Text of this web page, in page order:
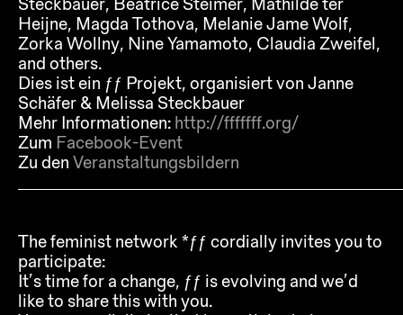
Steckbauer, Beatrice Steimer, Mathilde ter
Heijne, Magda Tothova, Melanie Jame Wolf,
Zorka Wollny, Nine Yamamoto, Claudia Zweifel,
and others.
Dies ist ein ƒƒ Projekt, organisiert von Janne
Schäfer & Melissa Steckbauer
Mehr Informationen: http://fffffff.org/
Zum Facebook-Event
Zu den Veranstaltungsbildern
The feminist network *ƒƒ cordially invites you to
participate:
It’s time for a change, ƒƒ is evolving and we’d
like to share this with you.